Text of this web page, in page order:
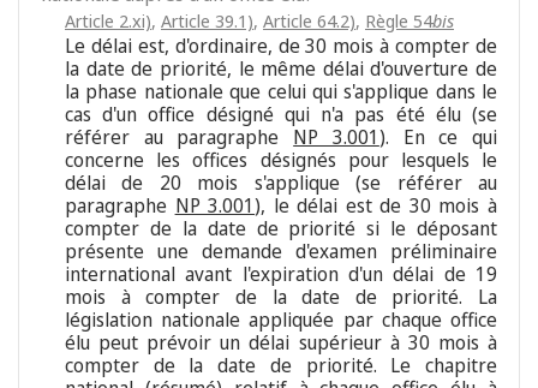
Article 2.xi), Article 39.1), Article 64.2), Règle 54bis
Le délai est, d'ordinaire, de 30 mois à compter de
la date de priorité, le même délai d'ouverture de
la phase nationale que celui qui s'applique dans le
cas d'un office désigné qui n'a pas été élu (se
référer au paragraphe NP 3.001). En ce qui
concerne les offices désignés pour lesquels le
délai de 20 mois s'applique (se référer au
paragraphe NP 3.001), le délai est de 30 mois à
compter de la date de priorité si le déposant
présente une demande d'examen préliminaire
international avant l'expiration d'un délai de 19
mois à compter de la date de priorité. La
législation nationale appliquée par chaque office
élu peut prévoir un délai supérieur à 30 mois à
compter de la date de priorité. Le chapitre